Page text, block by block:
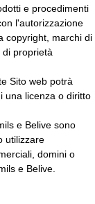
e procedimenti
l'autorizzazione
copyright, marchi di
proprietà
Sito web potrà
una licenza o diritto
e Belive sono
utilizzare
domini o
e Belive.